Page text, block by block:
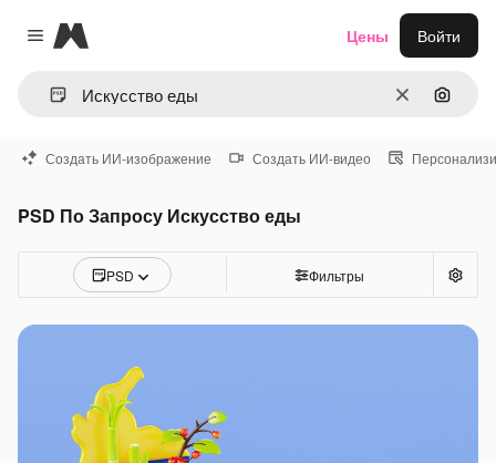
Close menu
Magnific
ОчиститьПоиск
Цены Войти
Создать ИИ-изображение Создать ИИ-видео
PSD По Запросу Искусство еды
PSD Фильтры